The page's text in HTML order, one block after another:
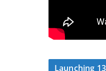
Launching